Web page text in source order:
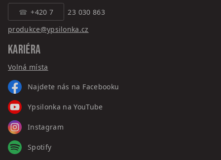
+420 7
23 030 863
produkce@ypsilonka.cz
KARIÉRA
Volná místa
Najdete nás na Facebooku
Ypsilonka na YouTube
Instagram
Spotify